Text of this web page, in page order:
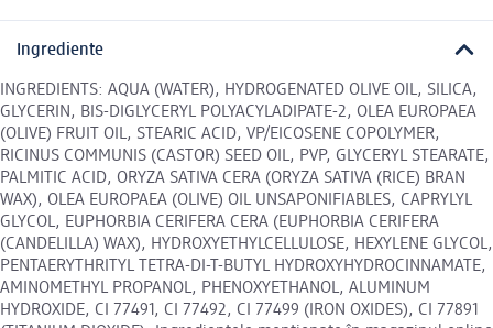
Ingrediente
INGREDIENTS: AQUA (WATER), HYDROGENATED OLIVE OIL, SILICA,
GLYCERIN, BIS-DIGLYCERYL POLYACYLADIPATE-2, OLEA EUROPAEA
(OLIVE) FRUIT OIL, STEARIC ACID, VP/EICOSENE COPOLYMER,
RICINUS COMMUNIS (CASTOR) SEED OIL, PVP, GLYCERYL STEARATE,
PALMITIC ACID, ORYZA SATIVA CERA (ORYZA SATIVA (RICE) BRAN
WAX), OLEA EUROPAEA (OLIVE) OIL UNSAPONIFIABLES, CAPRYLYL
GLYCOL, EUPHORBIA CERIFERA CERA (EUPHORBIA CERIFERA
(CANDELILLA) WAX), HYDROXYETHYLCELLULOSE, HEXYLENE GLYCOL,
PENTAERYTHRITYL TETRA-DI-T-BUTYL HYDROXYHYDROCINNAMATE,
AMINOMETHYL PROPANOL, PHENOXYETHANOL, ALUMINUM
HYDROXIDE, CI 77491, CI 77492, CI 77499 (IRON OXIDES), CI 77891